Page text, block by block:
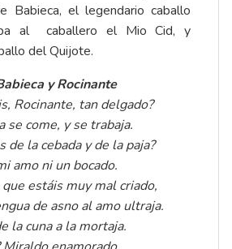
Babieca, el legendario caballo
al caballero el Mio Cid, y
del Quijote.
y Rocinante
Rocinante, tan delgado?
se come, y se trabaja.
de la cebada y de la paja?
amo ni un bocado.
estáis muy mal criado,
de asno al amo ultraja.
la cuna a la mortaja.